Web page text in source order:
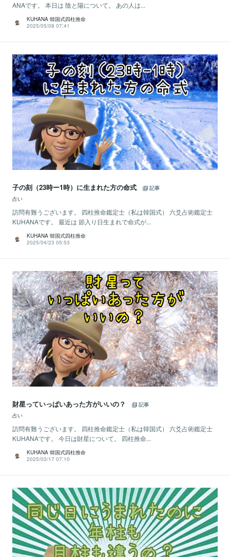
ANAです。 本日は 陰と陽について。 あの人は...
KUHANA 韓国式四柱推命
2025/05/08 07:41
子の刻（23時ー1時）に生まれた方の命式
記事
占い
訪問有難うございます。 四柱推命鑑定士（私は韓国式） 六爻占術鑑定士
KUHANAです。 最近は 節入り日生まれで命式が...
KUHANA 韓国式四柱推命
2025/04/23 05:53
財星っていっぱいあった方がいいの？
記事
占い
訪問有難うございます。 四柱推命鑑定士（私は韓国式） 六爻占術鑑定士
KUHANAです。 今日は財星について。 四柱推命...
KUHANA 韓国式四柱推命
2025/03/17 07:10